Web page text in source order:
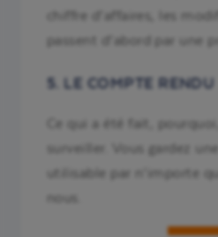
chiffre d’affaires, les
passent d’abord par une
5. LE COMPTE RENDU
Ce qui a été fait,
surveiller. Vous gardez
utilisable par n’importe
nous.